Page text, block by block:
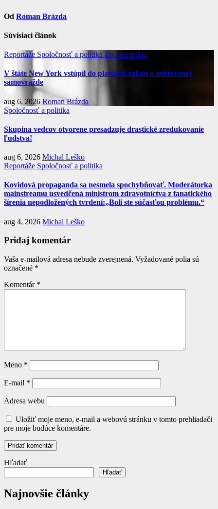
Od Roman Brázda
Súvisiaci článok
Reportáže Spoločnosť a politika Zo zahraničia
V štáte New York vstúpil do platnosti zákon o asistovanej
samovražde
aug 6, 2026 Roman Brázda
Spoločnosť a politika
Skupina vedcov otvorene presadzuje drastické zredukovanie
ľudstva!
aug 6, 2026 Michal Leško
Reportáže Spoločnosť a politika
Kovidová propaganda sa nesmela spochybňovať. Moderátorka
mainstreamu usvedčená ministrom zdravotníctva z fanatického
šírenia nepodložených tvrdení:„Boli ste súčasťou problému.“
aug 4, 2026 Michal Leško
Pridaj komentár
Vaša e-mailová adresa nebude zverejnená. Vyžadované polia sú
označené *
Komentár *
Meno *
E-mail *
Adresa webu
Uložiť moje meno, e-mail a webovú stránku v tomto prehliadači
pre moje budúce komentáre.
Hľadať
Hľadať
Najnovšie články